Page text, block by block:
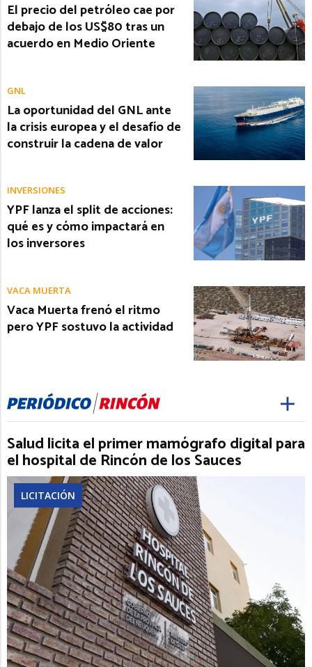
El precio del petróleo cae por
debajo de los US$80 tras un
acuerdo en Medio Oriente
GNL
La oportunidad del GNL ante
la crisis europea y el desafío de
construir la cadena de valor
INVERSIONES
YPF lanza el split de acciones:
qué es y cómo impactará en
los inversores
VACA MUERTA
Vaca Muerta frenó el ritmo
pero YPF sostuvo la actividad
Salud licita el primer mamógrafo digital para
el hospital de Rincón de los Sauces
LICITACIÓN